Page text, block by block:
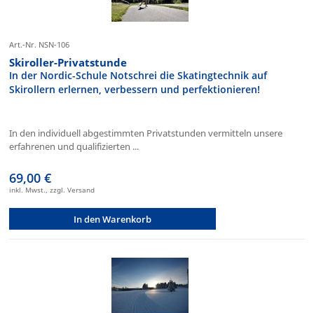
Art.-Nr. NSN-106
Skiroller-Privatstunde
In der Nordic-Schule Notschrei die Skatingtechnik auf
Skirollern erlernen, verbessern und perfektionieren!
In den individuell abgestimmten Privatstunden vermitteln unsere
erfahrenen und qualifizierten ...
69,00 €
inkl. Mwst., zzgl. Versand
In den Warenkorb